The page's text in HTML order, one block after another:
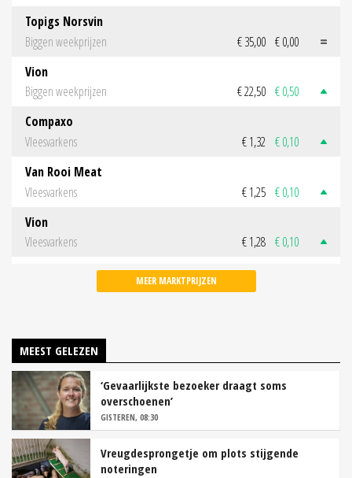
Topigs Norsvin
Biggen weekprijzen
€ 35,00 € 0,00
Vion
Biggen weekprijzen
€ 22,50 € 0,50
Compaxo
Vleesvarkens
€ 1,32 € 0,10
Van Rooi Meat
Vleesvarkens
€ 1,25 € 0,10
Vion
Vleesvarkens
€ 1,28 € 0,10
MEER MARKTPRIJZEN
MEEST GELEZEN
‘Gevaarlijkste bezoeker draagt soms
overschoenen’
GISTEREN, 08:30
Vreugdesprongetje om plots stijgende
noteringen